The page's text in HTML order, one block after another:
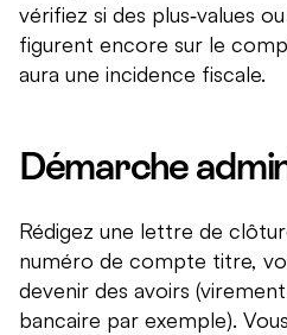
vérifiez si des plus‑values
figurent encore sur le
aura une incidence fiscale.
Démarche
Rédigez une lettre de
numéro de compte titre,
devenir des avoirs
bancaire par exemple).